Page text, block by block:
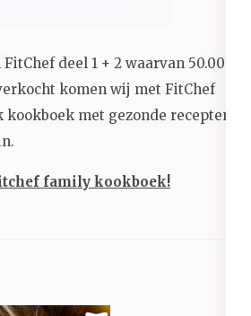
deel 1 + 2 waarvan 50.000+
komen wij met FitChef
kookboek met gezonde recepten
family kookboek!